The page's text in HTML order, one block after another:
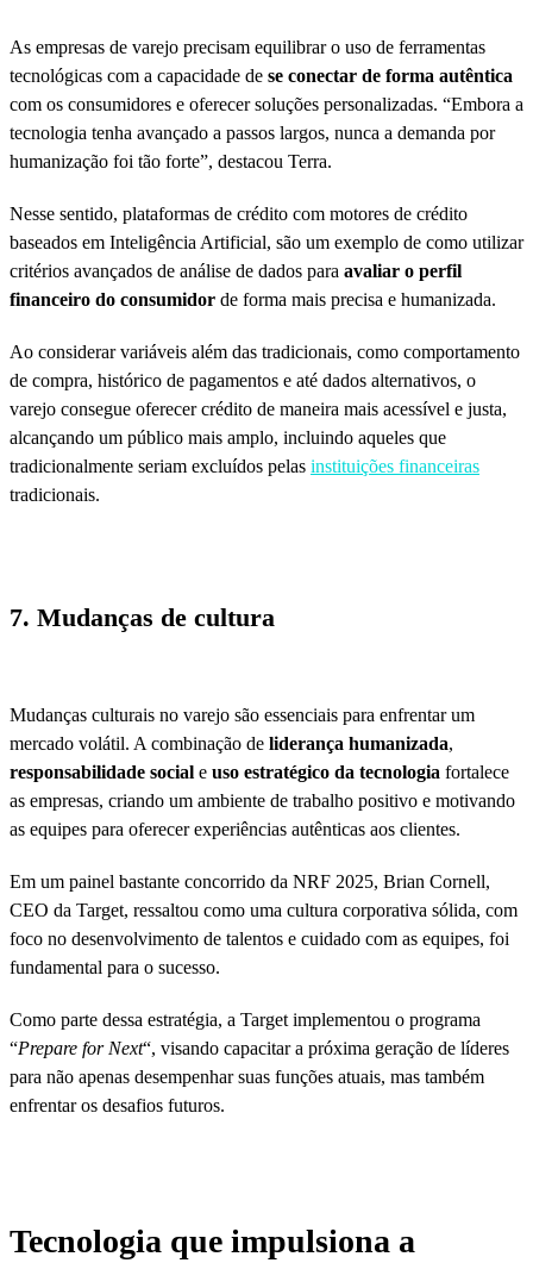
As empresas de varejo precisam equilibrar o uso de ferramentas
tecnológicas com a capacidade de se conectar de forma autêntica
com os consumidores e oferecer soluções personalizadas. “Embora a
tecnologia tenha avançado a passos largos, nunca a demanda por
humanização foi tão forte”, destacou Terra.
Nesse sentido, plataformas de crédito com motores de crédito
baseados em Inteligência Artificial, são um exemplo de como utilizar
critérios avançados de análise de dados para avaliar o perfil
financeiro do consumidor de forma mais precisa e humanizada.
Ao considerar variáveis além das tradicionais, como comportamento
de compra, histórico de pagamentos e até dados alternativos, o
varejo consegue oferecer crédito de maneira mais acessível e justa,
alcançando um público mais amplo, incluindo aqueles que
tradicionalmente seriam excluídos pelas instituições financeiras
tradicionais.
7. Mudanças de cultura
Mudanças culturais no varejo são essenciais para enfrentar um
mercado volátil. A combinação de liderança humanizada,
responsabilidade social e uso estratégico da tecnologia fortalece
as empresas, criando um ambiente de trabalho positivo e motivando
as equipes para oferecer experiências autênticas aos clientes.
Em um painel bastante concorrido da NRF 2025, Brian Cornell,
CEO da Target, ressaltou como uma cultura corporativa sólida, com
foco no desenvolvimento de talentos e cuidado com as equipes, foi
fundamental para o sucesso.
Como parte dessa estratégia, a Target implementou o programa
“Prepare for Next“, visando capacitar a próxima geração de líderes
para não apenas desempenhar suas funções atuais, mas também
enfrentar os desafios futuros.
Tecnologia que impulsiona a